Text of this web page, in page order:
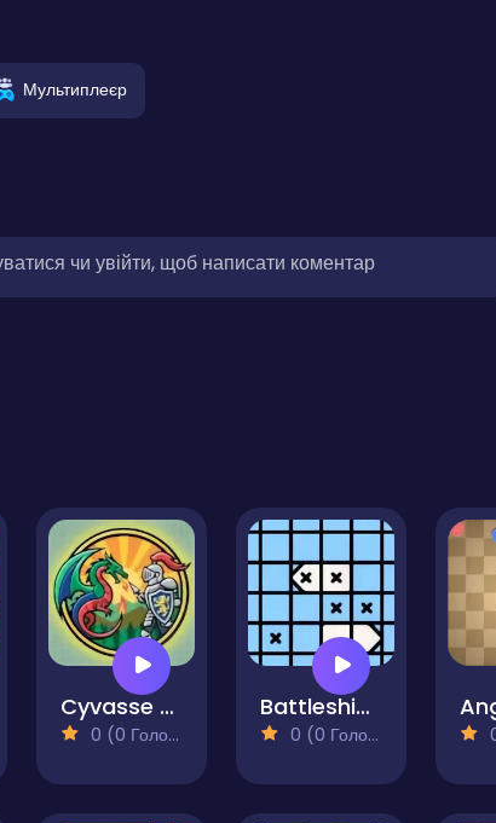
Мультиплеєр
чи увійти, щоб написати коментар
Cyvasse Chess Ice and Flame
0 (0 Голосів)
Battleship on Cells
0 (0 Голосів)